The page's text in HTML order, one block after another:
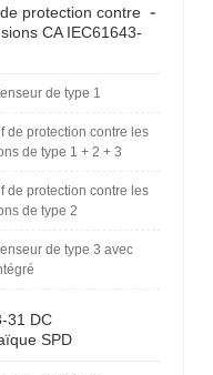
-
protection contre
CA IEC61643-
de type 1
de protection contre les
de type 1 + 2 + 3
de protection contre les
de type 2
de type 3 avec
31 DC
SPD